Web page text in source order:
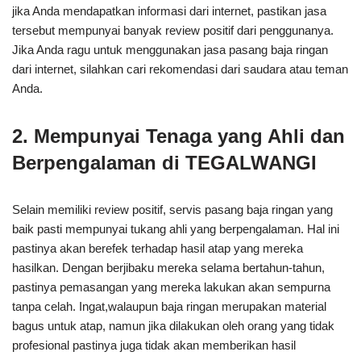
jika Anda mendapatkan informasi dari internet, pastikan jasa
tersebut mempunyai banyak review positif dari penggunanya.
Jika Anda ragu untuk menggunakan jasa pasang baja ringan
dari internet, silahkan cari rekomendasi dari saudara atau teman
Anda.
2. Mempunyai Tenaga yang Ahli dan
Berpengalaman di TEGALWANGI
Selain memiliki review positif, servis pasang baja ringan yang
baik pasti mempunyai tukang ahli yang berpengalaman. Hal ini
pastinya akan berefek terhadap hasil atap yang mereka
hasilkan. Dengan berjibaku mereka selama bertahun-tahun,
pastinya pemasangan yang mereka lakukan akan sempurna
tanpa celah. Ingat,walaupun baja ringan merupakan material
bagus untuk atap, namun jika dilakukan oleh orang yang tidak
profesional pastinya juga tidak akan memberikan hasil